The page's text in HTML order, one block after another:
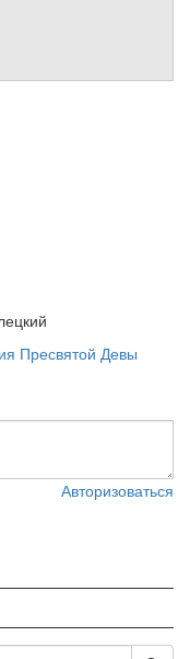
Пресвятой Девы
Авторизоваться